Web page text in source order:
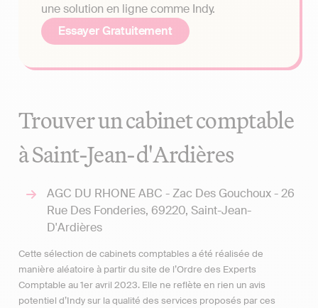
une solution en ligne comme Indy.
Essayer Gratuitement
Trouver un cabinet comptable
à Saint-Jean-d'Ardières
AGC DU RHONE ABC - Zac Des Gouchoux - 26
Rue Des Fonderies, 69220, Saint-Jean-
D'Ardières
Cette sélection de cabinets comptables a été réalisée de
manière aléatoire à partir du site de l’Ordre des Experts
Comptable au 1er avril 2023. Elle ne reflète en rien un avis
potentiel d’Indy sur la qualité des services proposés par ces